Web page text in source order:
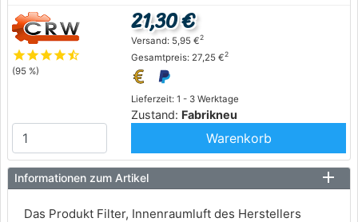
starstarstarstarstar_half
(95 %)
Lieferzeit: 1 - 3 Werktage
Zustand: Fabrikneu
21,30 €
Versand: 5,95 €2
Gesamtpreis: 27,25 €2
Warenkorb
Informationen zum Artikel
Das Produkt Filter, Innenraumluft des Herstellers